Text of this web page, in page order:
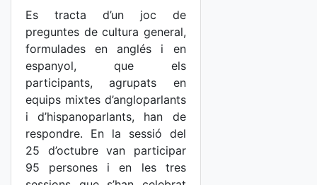
Es tracta d’un joc de
preguntes de cultura general,
formulades en anglés i en
espanyol, que els
participants, agrupats en
equips mixtes d’angloparlants
i d’hispanoparlants, han de
respondre. En la sessió del
25 d’octubre van participar
95 persones i en les tres